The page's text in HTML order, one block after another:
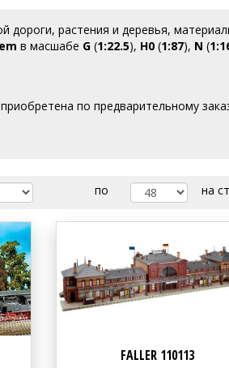
растения и деревья,
в масшабе G(1:22.5), H0(1:87), N (
по предварительному
по на
FALLER 110113